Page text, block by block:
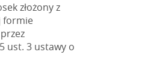
złożony z
formie
ust. 3 ustawy o